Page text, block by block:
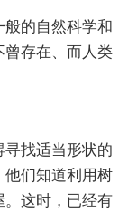
的自然科学和
曾存在、而人类
找适当形状的
他们知道利用树
。这时，已经有